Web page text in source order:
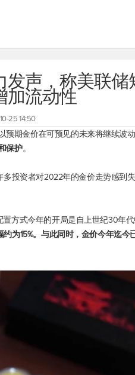
声，称美联储
加流动性
25 14:50
期金价在可预见的未来将继续波
保护。
投资者对2022年的金价走势感到
方式今年的开局是自上世纪30年代
为15%。与此同时，金价今年迄今